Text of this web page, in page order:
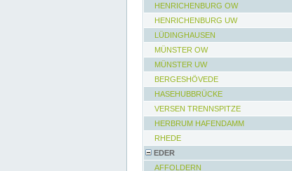
HENRICHENBURG OW
HENRICHENBURG UW
LÜDINGHAUSEN
MÜNSTER OW
MÜNSTER UW
BERGESHÖVEDE
HASEHUBBRÜCKE
VERSEN TRENNSPITZE
HERBRUM HAFENDAMM
RHEDE
EDER
AFFOLDERN